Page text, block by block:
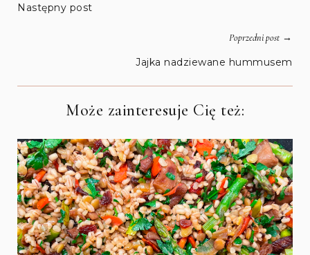
Następny post
Poprzedni post→
Jajka nadziewane hummusem
Może zainteresuje Cię też: